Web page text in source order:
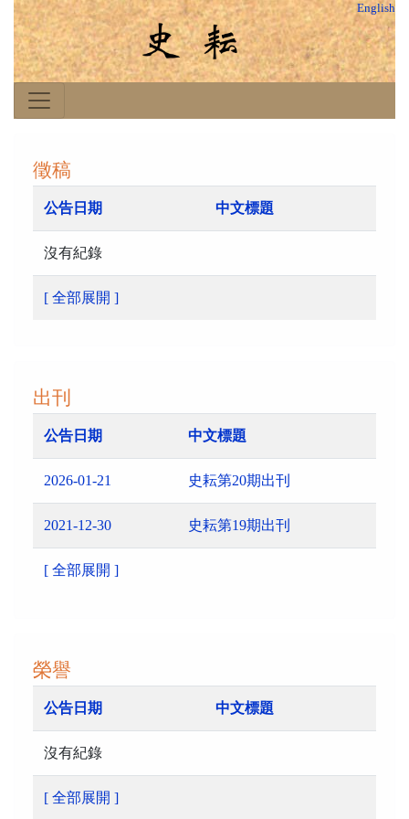
English
徵稿
公告日期 中文標題
沒有紀錄
[ 全部展開 ]
出刊
公告日期 中文標題
2026-01-21 史耘第20期出刊
2021-12-30 史耘第19期出刊
[ 全部展開 ]
榮譽
公告日期 中文標題
沒有紀錄
[ 全部展開 ]